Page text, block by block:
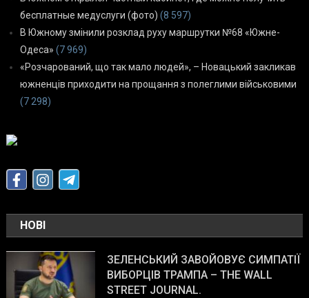
бесплатные медуслуги (фото) (8 597)
В Южному змінили розклад руху маршрутки №68 «Южне-
Одеса» (7 969)
«Розчарований, що так мало людей», – Новацький закликав
южненців приходити на прощання з полеглими військовими
(7 298)
НОВІ
ЗЕЛЕНСЬКИЙ ЗАВОЙОВУЄ СИМПАТІЇ
ВИБОРЦІВ ТРАМПА – THE WALL
STREET JOURNAL.